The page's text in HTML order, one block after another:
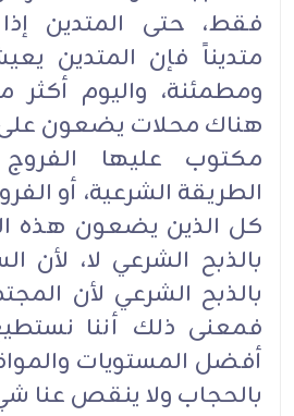
فقط، حتى المتدين
متديناً فإن المتدين
ومطمئنة، واليوم
هناك محلات يضعون على
مكتوب عليها
الطريقة الشرعية، أو
كل الذين يضعون هذه
بالذبح الشرعي لا، لأن
بالذبح الشرعي لأن
فمعنى ذلك أننا
أفضل المستويات
بالحجاب ولا ينقص عنا